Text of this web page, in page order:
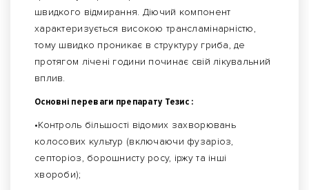
швидкого відмирання. Діючий компонент
характеризується високою трансламінарністю,
тому швидко проникає в структуру гриба, де
протягом лічені години починає свій лікувальний
вплив.
Основні переваги препарату Тезис :
•Контроль більшості відомих захворювань
колосових культур (включаючи фузаріоз,
септоріоз, борошнисту росу, іржу та інші
хвороби);